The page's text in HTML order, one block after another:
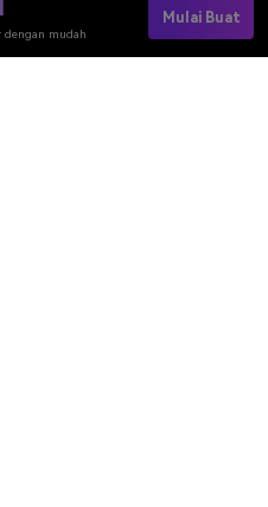
mudah
Mulai Buat